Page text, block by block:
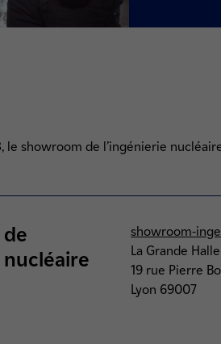
le showroom de l’ingénierie
nucléaire
showroom-
La Grande Halle
19 rue Pierre
Lyon 69007